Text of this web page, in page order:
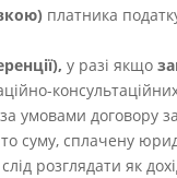
платника
у разі якщо
умовами договору
то суму, сплачену
розглядати як